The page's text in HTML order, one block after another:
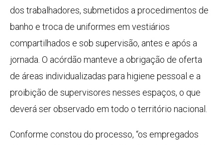
dos trabalhadores, submetidos a procedimentos de
banho e troca de uniformes em vestiários
compartilhados e sob supervisão, antes e após a
jornada. O acórdão manteve a obrigação de oferta
de áreas individualizadas para higiene pessoal e a
proibição de supervisores nesses espaços, o que
deverá ser observado em todo o território nacional.
Conforme constou do processo, “os empregados